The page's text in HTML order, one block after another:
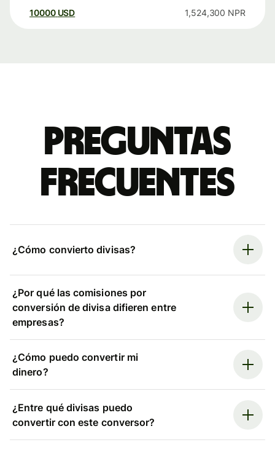
10000 USD 1,524,300 NPR
Preguntas
frecuentes
¿Cómo convierto divisas?
¿Por qué las comisiones por
conversión de divisa difieren entre
empresas?
¿Cómo puedo convertir mi
dinero?
¿Entre qué divisas puedo
convertir con este conversor?